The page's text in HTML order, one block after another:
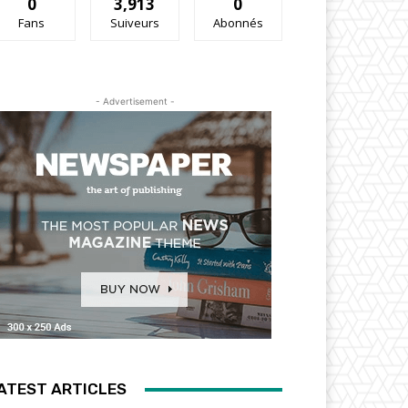
Fans Suiveurs Abonnés
- Advertisement -
ARTICLES